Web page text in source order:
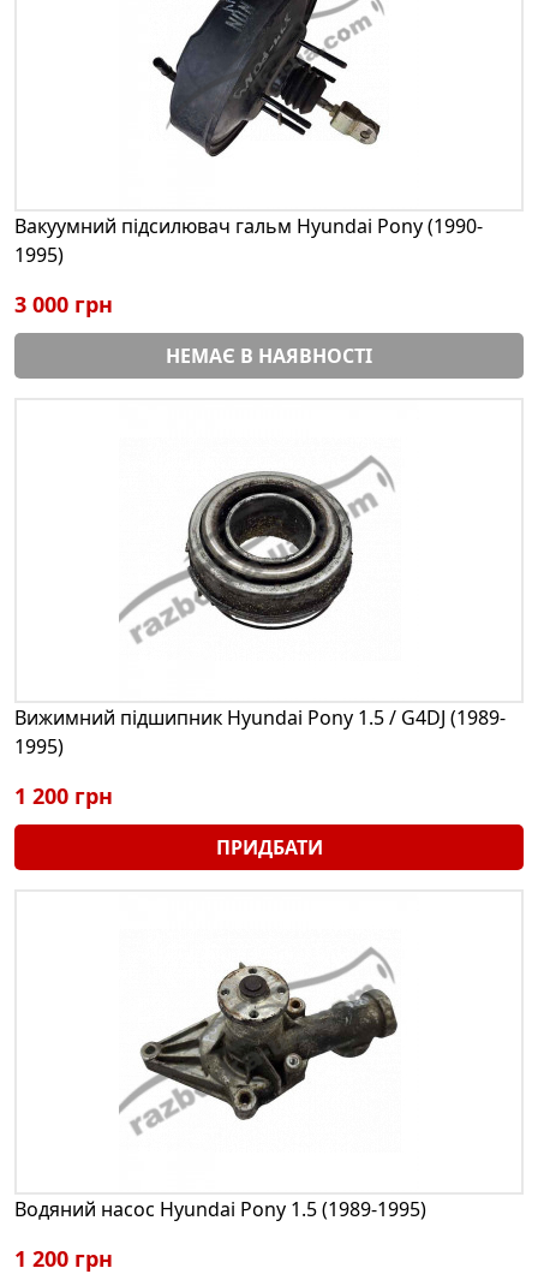
Вакуумний підсилювач гальм Hyundai Pony (1990-
1995)
3 000 грн
НЕМАЄ В НАЯВНОСТІ
Вижимний підшипник Hyundai Pony 1.5 / G4DJ (1989-
1995)
1 200 грн
ПРИДБАТИ
Водяний насос Hyundai Pony 1.5 (1989-1995)
1 200 грн